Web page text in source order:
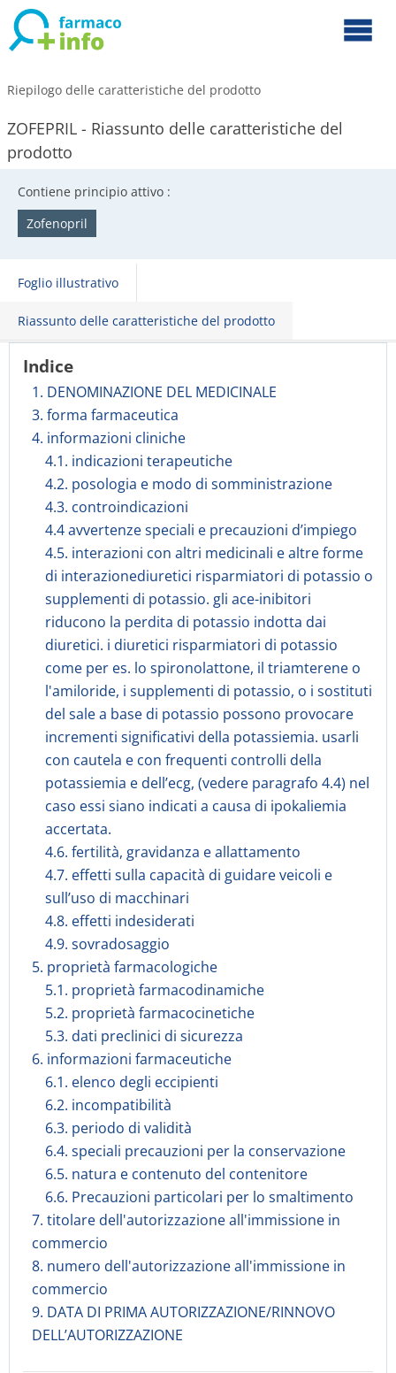
Riepilogo delle caratteristiche del prodotto
ZOFEPRIL - Riassunto delle caratteristiche del
prodotto
Contiene principio attivo :
Zofenopril
Foglio illustrativo
Riassunto delle caratteristiche del prodotto
Indice
1. DENOMINAZIONE DEL MEDICINALE
3. forma farmaceutica
4. informazioni cliniche
4.1. indicazioni terapeutiche
4.2. posologia e modo di somministrazione
4.3. controindicazioni
4.4 avvertenze speciali e precauzioni d’impiego
4.5. interazioni con altri medicinali e altre forme
di interazionediuretici risparmiatori di potassio o
supplementi di potassio. gli ace-inibitori
riducono la perdita di potassio indotta dai
diuretici. i diuretici risparmiatori di potassio
come per es. lo spironolattone, il triamterene o
l'amiloride, i supplementi di potassio, o i sostituti
del sale a base di potassio possono provocare
incrementi significativi della potassiemia. usarli
con cautela e con frequenti controlli della
potassiemia e dell’ecg, (vedere paragrafo 4.4) nel
caso essi siano indicati a causa di ipokaliemia
accertata.
4.6. fertilità, gravidanza e allattamento
4.7. effetti sulla capacità di guidare veicoli e
sull’uso di macchinari
4.8. effetti indesiderati
4.9. sovradosaggio
5. proprietà farmacologiche
5.1. proprietà farmacodinamiche
5.2. proprietà farmacocinetiche
5.3. dati preclinici di sicurezza
6. informazioni farmaceutiche
6.1. elenco degli eccipienti
6.2. incompatibilità
6.3. periodo di validità
6.4. speciali precauzioni per la conservazione
6.5. natura e contenuto del contenitore
6.6. Precauzioni particolari per lo smaltimento
7. titolare dell'autorizzazione all'immissione in
commercio
8. numero dell'autorizzazione all'immissione in
commercio
9. DATA DI PRIMA AUTORIZZAZIONE/RINNOVO
DELL’AUTORIZZAZIONE